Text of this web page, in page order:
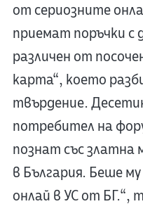
от сериозните
приемат поръчки с
различен от
карта“, което
твърдение.
потребител на
познат със златна
в България. Беше
онлай в УС от БГ.“,